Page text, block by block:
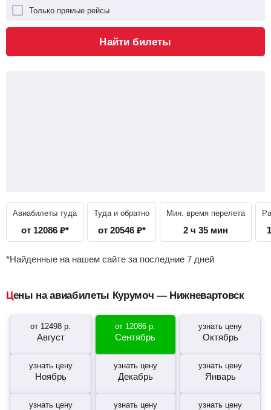
Только прямые рейсы
Найти билеты
Авиабилеты туда
от 12086 ₽*
Туда и обратно
от 20546 ₽*
Мин. время перелета
2 ч 35 мин
*Найденные на нашем сайте за последние 7 дней
Цены на авиабилеты Курумоч — Нижневартовск
от 12498 р.
Август
от 12086 р.
Сентябрь
узнать цену
Октябрь
узнать цену
Ноябрь
узнать цену
Декабрь
узнать цену
Январь
узнать цену узнать цену узнать цену